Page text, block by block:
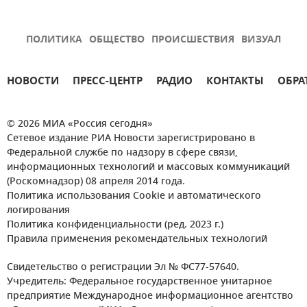
ПОЛИТИКА ОБЩЕСТВО ПРОИСШЕСТВИЯ ВИЗУАЛ
НОВОСТИ ПРЕСС-ЦЕНТР РАДИО КОНТАКТЫ
© 2026 МИА «Россия сегодня»
Сетевое издание РИА Новости зарегистрировано в
Федеральной службе по надзору в сфере связи,
информационных технологий и массовых коммуникаций
(Роскомнадзор) 08 апреля 2014 года.
Политика использования Cookie и автоматического
логирования
Политика конфиденциальности (ред. 2023 г.)
Правила применения рекомендательных технологий
Свидетельство о регистрации Эл № ФС77-57640.
Учредитель: Федеральное государственное унитарное
предприятие Международное информационное агентство